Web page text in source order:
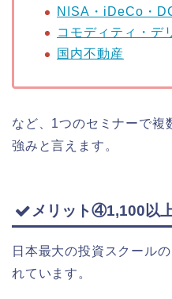
NISA・iDeCo・
コモディティ・デ
国内不動産
など、1つのセミナーで複
強みと言えます。
メリット④1,100以
日本最大の投資スクール
れています。